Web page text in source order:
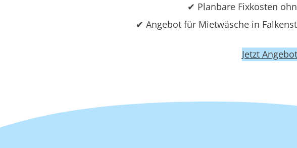
✔ Planbare Fixkosten
✔ Angebot für Mietwäsche in
Jetzt